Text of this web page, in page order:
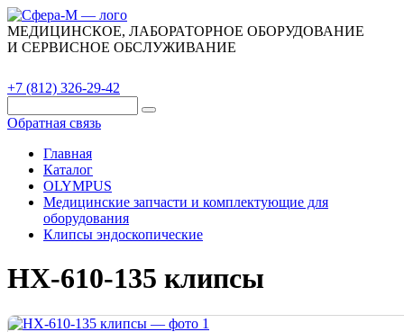
МЕДИЦИНСКОЕ, ЛАБОРАТОРНОЕ ОБОРУДОВАНИЕ
И СЕРВИСНОЕ ОБСЛУЖИВАНИЕ
+7 (812) 326-29-42
Обратная связь
Главная
Каталог
OLYMPUS
Медицинские запчасти и комплектующие для
оборудования
Клипсы эндоскопические
HX-610-135 клипсы